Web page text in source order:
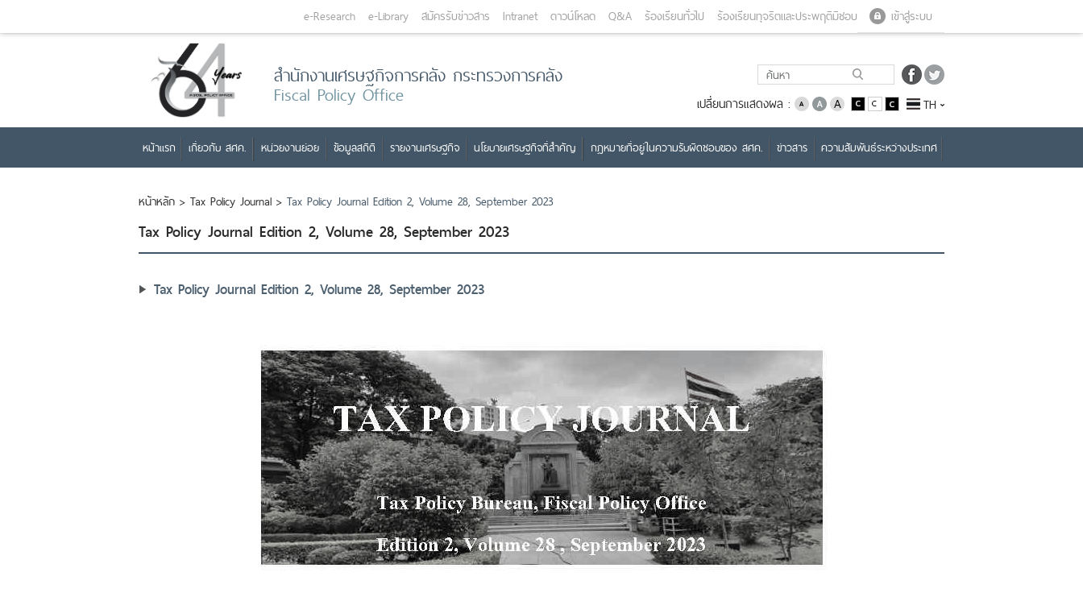
เข้าสู่ระบบ
e-Research e-Library สมัครรับข่าวสาร Intranet ดาวน์โหลด Q&A ร้องเรียนทั่วไป ร้องเรียนทุจริตและประพฤติมิชอบ
สำนักงานเศรษฐกิจการคลัง กระทรวงการคลัง
Fiscal Policy Office เปลี่ยนการแสดงผล : TH
หน้าแรก เกี่ยวกับ สศค. หน่วยงานย่อย ข้อมูลสถิติ รายงานเศรษฐกิจ นโยบายเศรษฐกิจที่สำคัญ กฎหมายที่อยู่ในความรับผิดชอบของ สศค. ข่าวสาร ความสัมพันธ์ระหว่างประเทศ
หน้าหลัก > Tax Policy Journal > Tax Policy Journal Edition 2, Volume 28, September 2023
Tax Policy Journal Edition 2, Volume 28, September 2023
Tax Policy Journal Edition 2, Volume 28, September 2023